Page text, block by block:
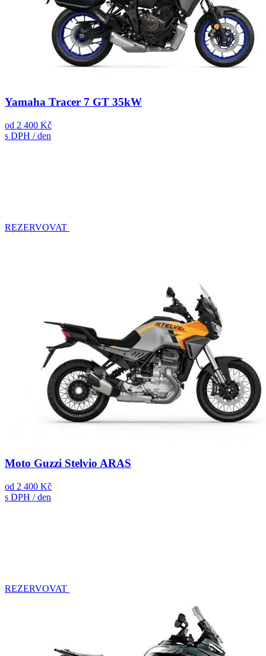
Yamaha Tracer 7 GT 35kW
od 2 400 Kč
s DPH / den
REZERVOVAT
Moto Guzzi Stelvio ARAS
od 2 400 Kč
s DPH / den
REZERVOVAT